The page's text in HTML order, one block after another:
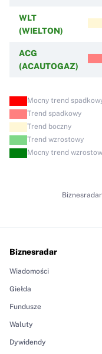
WLT
(WIELTON)
ACG
(ACAUTOGAZ)
Mocny trend
Trend spadkowy
Trend boczny
Trend wzrostowy
Mocny trend
Biznesradar
Wiadomości
Giełda
Fundusze
Waluty
Dywidendy